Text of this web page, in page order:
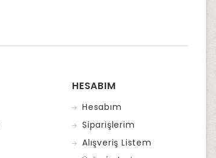
HESABIM
Hesabım
Siparişlerim
Alışveriş Listem